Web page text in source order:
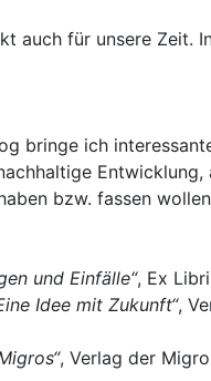
auch für unsere Zeit.
bringe ich
bzw. fassen
und Einfälle“, Ex
Idee mit Zukunft“,
, Verlag der